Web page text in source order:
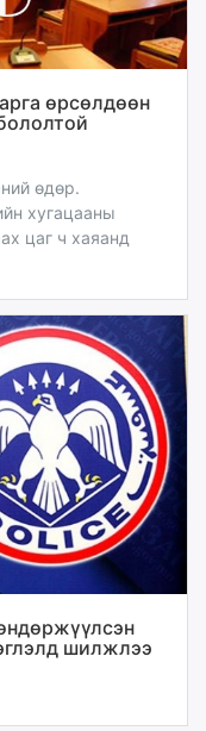
өрсөлдөөн
өдөр.
хугацааны
цаг ч хаяанд
шилжлээ